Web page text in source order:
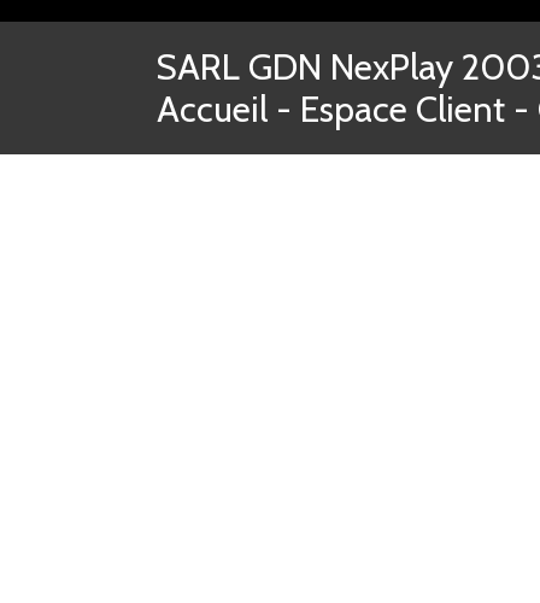
SARL GDN NexPlay
Accueil - Espace Client -